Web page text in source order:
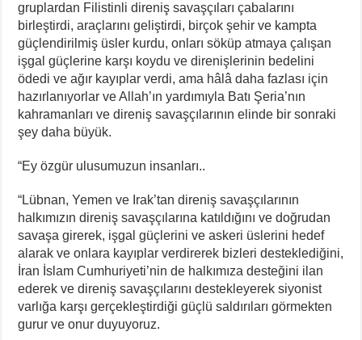
gruplardan Filistinli direniş savaşçıları çabalarını
birleştirdi, araçlarını geliştirdi, birçok şehir ve kampta
güçlendirilmiş üsler kurdu, onları söküp atmaya çalışan
işgal güçlerine karşı koydu ve direnişlerinin bedelini
ödedi ve ağır kayıplar verdi, ama hâlâ daha fazlası için
hazırlanıyorlar ve Allah’ın yardımıyla Batı Şeria’nın
kahramanları ve direniş savaşçılarının elinde bir sonraki
şey daha büyük.
“Ey özgür ulusumuzun insanları..
“Lübnan, Yemen ve Irak’tan direniş savaşçılarının
halkımızın direniş savaşçılarına katıldığını ve doğrudan
savaşa girerek, işgal güçlerini ve askeri üslerini hedef
alarak ve onlara kayıplar verdirerek bizleri desteklediğini,
İran İslam Cumhuriyeti’nin de halkımıza desteğini ilan
ederek ve direniş savaşçılarını destekleyerek siyonist
varlığa karşı gerçekleştirdiği güçlü saldırıları görmekten
gurur ve onur duyuyoruz.